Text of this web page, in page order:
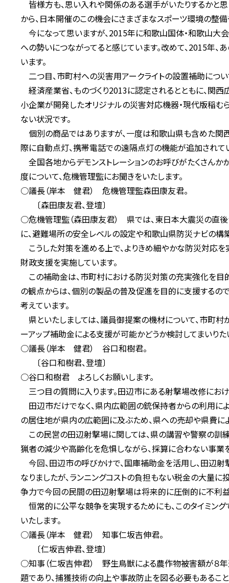
皆様方も、思い入れや関係のある選手がいたりするかと思
から、日本開催のこの機会にさまざまなスポーツ環境の整
今になって思いますが、2015年に和歌山国体・和歌山大
への勢いにつながってると感じています。改めて、2015年
います。
二つ目、市町村への災害用アークライトの設置補助につい
経済産業省、ものづくり2013に認定されるとともに、
小企業が開発したオリジナルの災害対応機器・現代版稲む
ない状況です。
個別の商品ではありますが、一度は和歌山県も含めた
際に自動点灯、携帯電話での遠隔点灯の機能が追加されて
全国各地からデモンストレーションのお呼びがたくさん
度について、危機管理監にお聞きをいたします。
○議長（岸本 健君） 危機管理監森田康友君。
〔森田康友君、登壇〕
○危機管理監（森田康友君） 県では、東日本大震災の直後
に、避難場所の安全レベルの設定や和歌山県防災ナビの構
こうした対策を進める上で、よりきめ細やかな防災対応
財政支援を実施しています。
この補助金は、市町村における防災対策の充実強化を目
の観点からは、個別の製品の普及促進を目的に支援するの
考えています。
県といたしましては、議員御提案の機材について、市町
ーアップ補助金による支援が可能かどうか検討してまいりた
○議長（岸本 健君） 谷口和樹君。
〔谷口和樹君、登壇〕
○谷口和樹君 よろしくお願いします。
三つ目の質問に入ります。田辺市にある射撃場改修にお
田辺市だけでなく、県内広範囲の銃保持者からの利用に
の居住地が県内の広範囲に及ぶため、県への売却や県費に
この民営の田辺射撃場に関しては、県の講習や警察の訓
猟者の減少や高齢化を危惧しながら、採算に合わない事業
今回、田辺市の呼びかけで、国庫補助金を活用し、田辺
なりましたが、ランニングコストの負担もない税金の大量
争力で今回の民間の田辺射撃場は将来的に圧倒的に不利益
恒常的に公平な競争を実現するためにも、このタイミング
いたします。
○議長（岸本 健君） 知事仁坂吉伸君。
〔仁坂吉伸君、登壇〕
○知事（仁坂吉伸君） 野生鳥獣による農作物被害額が８
題であり、捕獲技術の向上や事故防止を図る必要もあるこ